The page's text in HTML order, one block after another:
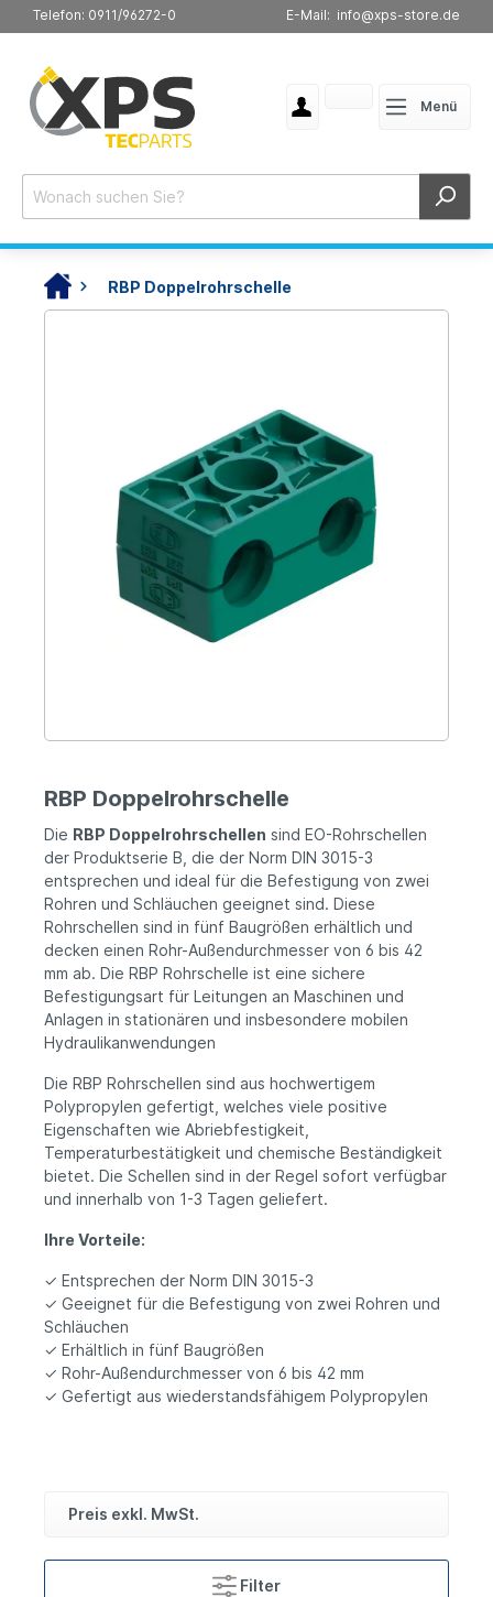
Telefon: 0911/96272-0 E-Mail: info@xps-store.de
Menü
RBP Doppelrohrschelle
RBP Doppelrohrschelle
Die RBP Doppelrohrschellen sind EO-Rohrschellen
der Produktserie B, die der Norm DIN 3015-3
entsprechen und ideal für die Befestigung von zwei
Rohren und Schläuchen geeignet sind. Diese
Rohrschellen sind in fünf Baugrößen erhältlich und
decken einen Rohr-Außendurchmesser von 6 bis 42
mm ab. Die RBP Rohrschelle ist eine sichere
Befestigungsart für Leitungen an Maschinen und
Anlagen in stationären und insbesondere mobilen
Hydraulikanwendungen
Die RBP Rohrschellen sind aus hochwertigem
Polypropylen gefertigt, welches viele positive
Eigenschaften wie Abriebfestigkeit,
Temperaturbestätigkeit und chemische Beständigkeit
bietet. Die Schellen sind in der Regel sofort verfügbar
und innerhalb von 1-3 Tagen geliefert.
Ihre Vorteile:
✓ Entsprechen der Norm DIN 3015-3
✓ Geeignet für die Befestigung von zwei Rohren und
Schläuchen
✓ Erhältlich in fünf Baugrößen
✓ Rohr-Außendurchmesser von 6 bis 42 mm
✓ Gefertigt aus wiederstandsfähigem Polypropylen
Preis exkl. MwSt.
Filter